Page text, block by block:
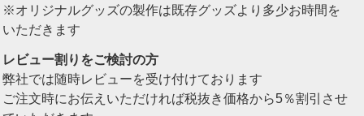
※オリジナルグッズの製作は既存グッズより多少お時間を
いただきます
レビュー割りをご検討の方
弊社では随時レビューを受け付けております
ご注文時にお伝えいただければ税抜き価格から5％割引させ